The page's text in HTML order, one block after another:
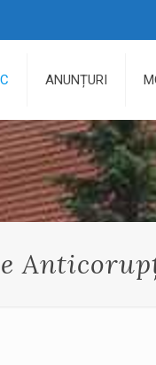
ANUNȚURI